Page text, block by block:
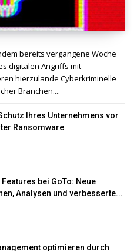
bereits vergangene Woche
digitalen Angriffs mit
hierzulande Cyberkriminelle
Branchen....
Ihres Unternehmens vor
Ransomware
Features bei GoTo: Neue
Analysen und verbesserte...
optimieren durch